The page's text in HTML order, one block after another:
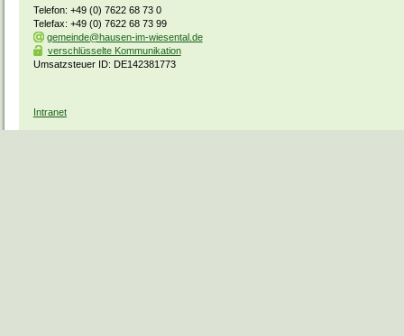
Telefon: +49 (0) 7622 68 73 0
Telefax: +49 (0) 7622 68 73 99
gemeinde@hausen-im-wiesental.de
verschlüsselte Kommunikation
Umsatzsteuer ID: DE142381773
Intranet